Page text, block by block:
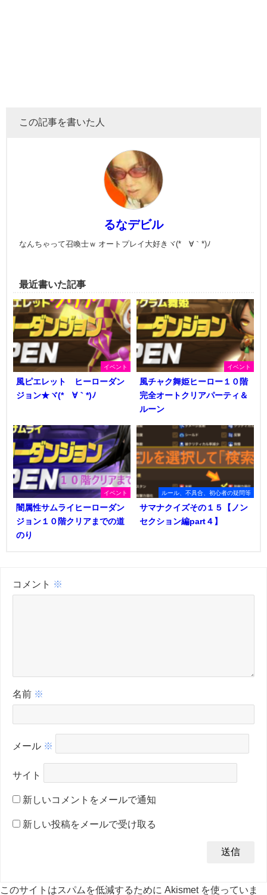
この記事を書いた人
るなデビル
なんちゃって召喚士ｗ オートプレイ大好きヾ(*´∀｀*)ﾉ
最近書いた記事
イベント
風ピエレット ヒーローダン
ジョン★ヾ(*´∀｀*)ﾉ
イベント
風チャク舞姫ヒーロー１０階
完全オートクリアパーティ＆
ルーン
イベント
闇属性サムライヒーローダン
ジョン１０階クリアまでの道
のり
ルール、不具合、初心者の疑問等
サマナクイズその１５【ノン
セクション編part４】
コメント ※
名前 ※
メール ※
サイト
新しいコメントをメールで通知
新しい投稿をメールで受け取る
このサイトはスパムを低減するために Akismet を使っていま